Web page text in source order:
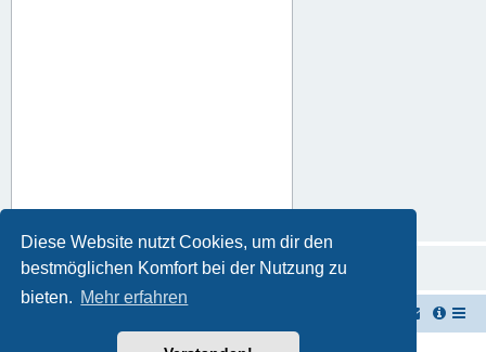
Diese Website nutzt Cookies, um dir den
bestmöglichen Komfort bei der Nutzung zu
bieten. Mehr erfahren